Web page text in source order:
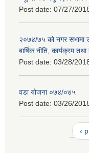
Post date: 07/27/
२०७४/७५ को नगर सभामा
बार्षिक नीति, कार्यक्रम
Post date: 03/28/
वडा योजना ०७४/०७५
Post date: 03/26/
‹